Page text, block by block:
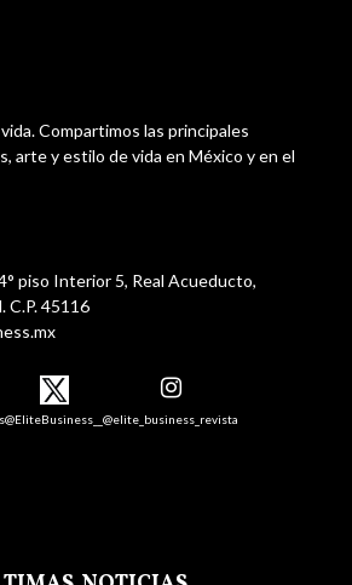
Compartimos las principales
arte y estilo de vida en México y en el
piso Interior 5, Real Acueducto,
C.P. 45116
@EliteBusiness__ @elite_business_revista